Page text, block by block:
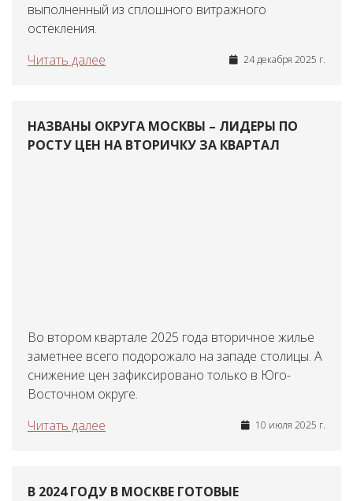
выполненный из сплошного витражного
остекления.
Читать далее
24 декабря 2025 г.
НАЗВАНЫ ОКРУГА МОСКВЫ – ЛИДЕРЫ ПО
РОСТУ ЦЕН НА ВТОРИЧКУ ЗА КВАРТАЛ
Во втором квартале 2025 года вторичное жилье
заметнее всего подорожало на западе столицы. А
снижение цен зафиксировано только в Юго-
Восточном округе.
Читать далее
10 июля 2025 г.
В 2024 ГОДУ В МОСКВЕ ГОТОВЫЕ